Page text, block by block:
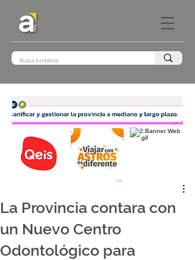
La Provincia contara con
un Nuevo Centro
Odontológico para